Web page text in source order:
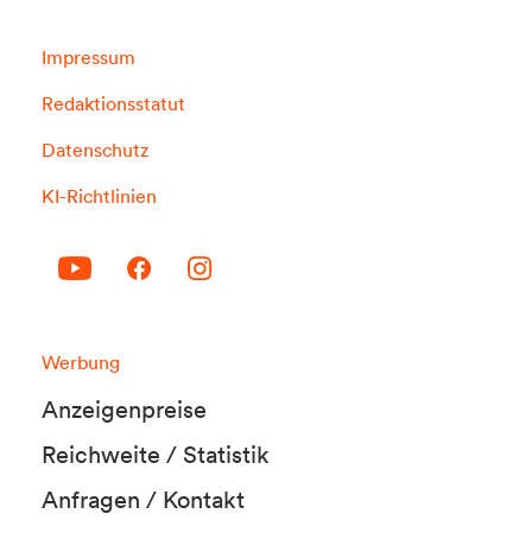
Impressum
Redaktionsstatut
Datenschutz
KI-Richtlinien
Werbung
Anzeigenpreise
Reichweite / Statistik
Anfragen / Kontakt